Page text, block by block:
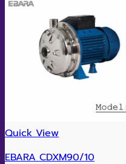
Quick View
EBARA CDXM90/10